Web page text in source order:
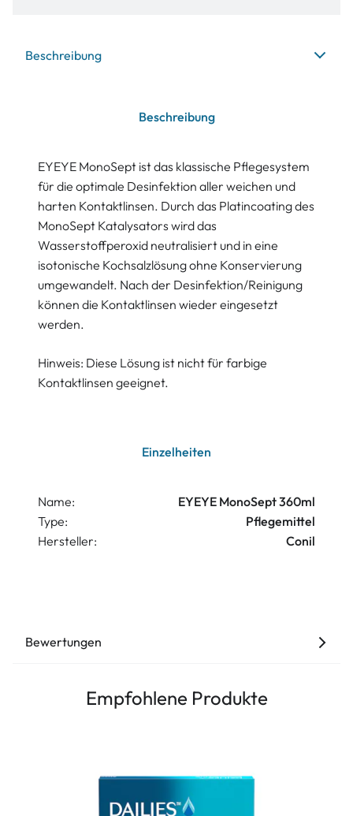
Beschreibung
Beschreibung
EYEYE MonoSept ist das klassische Pflegesystem
für die optimale Desinfektion aller weichen und
harten Kontaktlinsen. Durch das Platincoating des
MonoSept Katalysators wird das
Wasserstoffperoxid neutralisiert und in eine
isotonische Kochsalzlösung ohne Konservierung
umgewandelt. Nach der Desinfektion/Reinigung
können die Kontaktlinsen wieder eingesetzt
werden.
Hinweis: Diese Lösung ist nicht für farbige
Kontaktlinsen geeignet.
Einzelheiten
Name:
EYEYE MonoSept 360ml
Type:
Pflegemittel
Hersteller:
Conil
Bewertungen
Empfohlene Produkte